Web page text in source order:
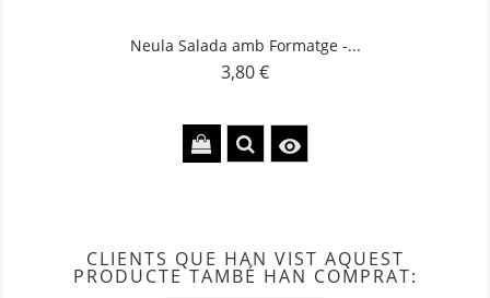
Neula Salada amb Formatge -...
Preu
3,80 €

CLIENTS QUE HAN VIST AQUEST
PRODUCTE TAMBÉ HAN COMPRAT: